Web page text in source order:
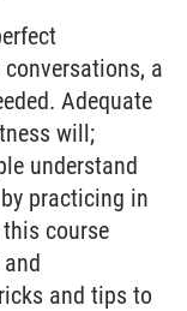
a
Adequate
will;
understand
practicing in
course
and tips to